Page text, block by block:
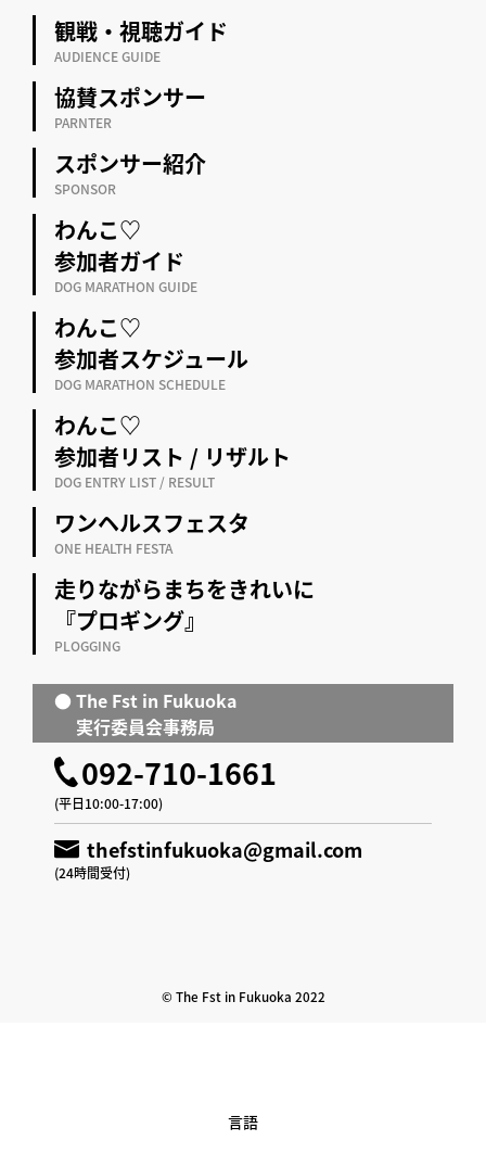
観戦・視聴ガイド
AUDIENCE GUIDE
協賛スポンサー
PARNTER
スポンサー紹介
SPONSOR
わんこ♡
参加者ガイド
DOG MARATHON GUIDE
わんこ♡
参加者スケジュール
DOG MARATHON SCHEDULE
わんこ♡
参加者リスト / リザルト
DOG ENTRY LIST / RESULT
ワンヘルスフェスタ
ONE HEALTH FESTA
走りながらまちをきれいに
『プロギング』
PLOGGING
● The Fst in Fukuoka
実行委員会事務局
092-710-1661
(平日10:00-17:00)
thefstinfukuoka@gmail.com
(24時間受付)
© The Fst in Fukuoka 2022
言語